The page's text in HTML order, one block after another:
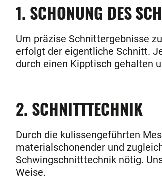
1. SCHONUNG DES
Um präzise Schnittergebnisse
erfolgt der eigentliche Schnitt.
durch einen Kipptisch gehalten
2. SCHNITTTECHNIK
Durch die kulissengeführten
materialschonender und
Schwingschnitttechnik nötig.
Weise.